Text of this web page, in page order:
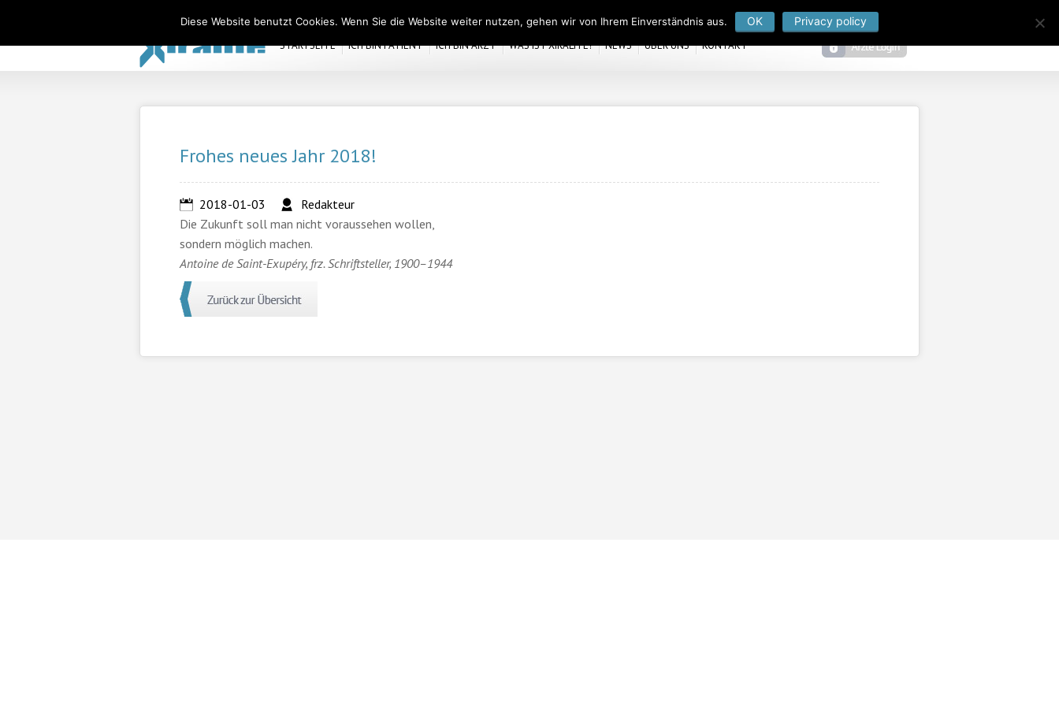
STARTSEITE ICH BIN PATIENT ICH BIN ARZT WAS IST XIRALITE? NEWS ÜBER UNS KONTAKT
Frohes neues Jahr 2018!
2018-01-03
Redakteur
Die Zukunft soll man nicht voraussehen wollen,
sondern möglich machen.
Antoine de Saint-Exupéry, frz. Schriftsteller, 1900–1944
Diese Website benutzt Cookies. Wenn Sie die Website weiter nutzen, gehen wir von Ihrem Einverständnis aus. OK Privacy policy